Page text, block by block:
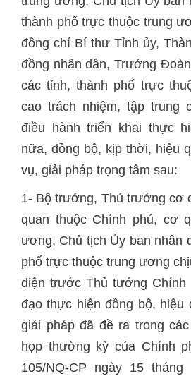
thành phố trực thuộc trung
đồng chí Bí thư Tỉnh ủy,
đồng nhân dân, Trưởng
các tỉnh, thành phố trực
cao trách nhiệm, tập trung
điều hành triển khai thực
nữa, đồng bộ, kịp thời, hiệu
vụ, giải pháp trọng tâm sau:
1- Bộ trưởng, Thủ trưởng cơ
quan thuộc Chính phủ, cơ
ương, Chủ tịch Ủy ban nhân
phố trực thuộc trung ương
diện trước Thủ tướng Chính
đạo thực hiện đồng bộ, hiệu
giải pháp đã đề ra trong
họp thường kỳ của Chính
105/NQ-CP ngày 15